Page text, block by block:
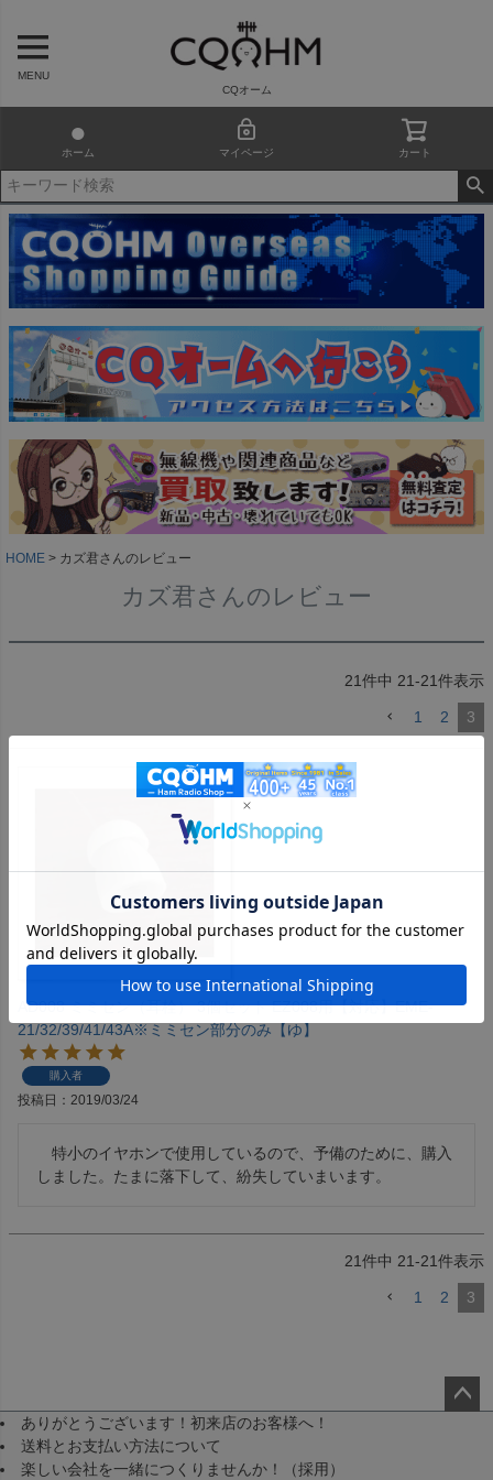
MENU
CQオーム
ホーム マイページ カート
HOME カズ君さんのレビュー
カズ君さんのレビュー
21件中 21-21件表示
1 2 3
AD008 ミミセン（耳栓） 3個セット EZ008用【対応】EME-
21/32/39/41/43A※ミミセン部分のみ【ゆ】
購入者
投稿日 2019/03/24
特小のイヤホンで使用しているので、予備のために、購入
21件中 21-21件表示
1 2 3
ありがとうございます！初来店のお客様へ！
送料とお支払い方法について
楽しい会社を一緒につくりませんか！（採用）